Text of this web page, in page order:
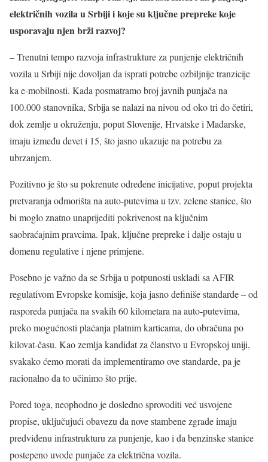
električnih vozila u Srbiji i koje su ključne prepreke koje
usporavaju njen brži razvoj?
– Trenutni tempo razvoja infrastrukture za punjenje električnih
vozila u Srbiji nije dovoljan da isprati potrebe ozbiljnije tranzicije
ka e-mobilnosti. Kada posmatramo broj javnih punjača na
100.000 stanovnika, Srbija se nalazi na nivou od oko tri do četiri,
dok zemlje u okruženju, poput Slovenije, Hrvatske i Mađarske,
imaju između devet i 15, što jasno ukazuje na potrebu za
ubrzanjem.
Pozitivno je što su pokrenute određene inicijative, poput projekta
pretvaranja odmorišta na auto-putevima u tzv. zelene stanice, što
bi moglo znatno unaprijediti pokrivenost na ključnim
saobraćajnim pravcima. Ipak, ključne prepreke i dalje ostaju u
domenu regulative i njene primjene.
Posebno je važno da se Srbija u potpunosti uskladi sa AFIR
regulativom Evropske komisije, koja jasno definiše standarde – od
rasporeda punjača na svakih 60 kilometara na auto-putevima,
preko mogućnosti plaćanja platnim karticama, do obračuna po
kilovat-času. Kao zemlja kandidat za članstvo u Evropskoj uniji,
svakako ćemo morati da implementiramo ove standarde, pa je
racionalno da to učinimo što prije.
Pored toga, neophodno je dosledno sprovoditi već usvojene
propise, uključujući obavezu da nove stambene zgrade imaju
predviđenu infrastrukturu za punjenje, kao i da benzinske stanice
postepeno uvode punjače za električna vozila.